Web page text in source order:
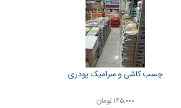
چسب کاشی و سرامیک پودری
۱۴۵,۰۰۰ تومان